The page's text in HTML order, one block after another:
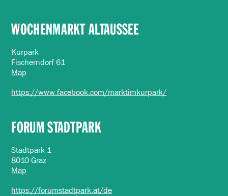
WOCHENMARKT ALTAUSSEE
Kurpark
Fischerndorf 61
Map
https://www.facebook.com/marktimkurpark/
FORUM STADTPARK
Stadtpark 1
8010 Graz
Map
https://forumstadtpark.at/de